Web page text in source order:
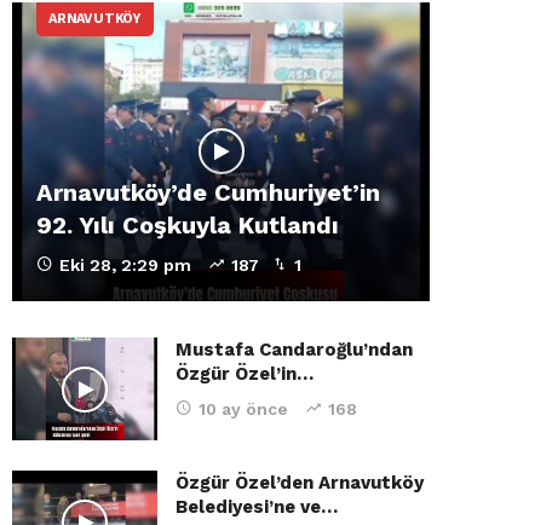
ARNAVUTKÖY
Arnavutköy’de Cumhuriyet’in
92. Yılı Coşkuyla Kutlandı
Eki 28, 2:29 pm 187 1
Mustafa Candaroğlu’ndan
Özgür Özel’in…
10 ay önce 168
Özgür Özel’den Arnavutköy
Belediyesi’ne ve…